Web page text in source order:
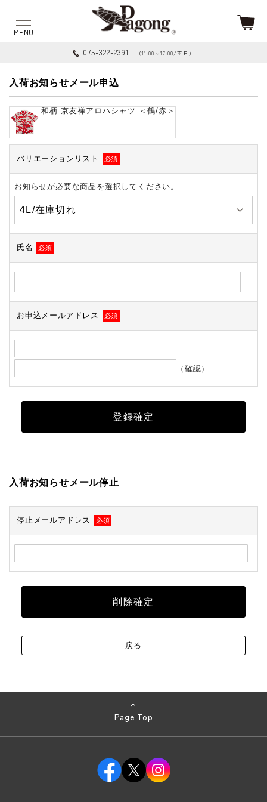
075-322-2391 （11:00～17:00/平日）
入荷お知らせメール申込
和柄 京友禅アロハシャツ ＜鶴/赤＞
バリエーションリスト 必須
お知らせが必要な商品を選択してください。
氏名 必須
お申込メールアドレス 必須
（確認）
入荷お知らせメール停止
停止メールアドレス 必須
Page Top